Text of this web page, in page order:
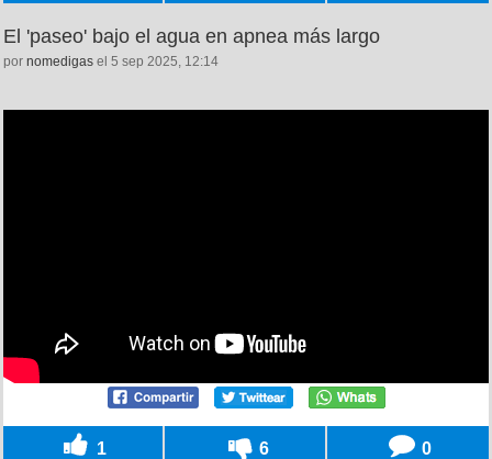
El 'paseo' bajo el agua en apnea más largo
por nomedigas el 5 sep 2025, 12:14
1 6 0